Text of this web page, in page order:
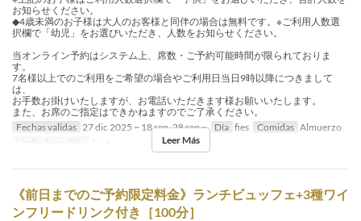
お知らせください。
◆4歳未満のお子様は大人のお客様と同伴の場合は無料です。※ご利用人数選
択欄で「幼児」をお選びいただき、人数をお知らせください。
当オンライン予約はシステム上、席数・ご予約可能時間が限られておりま
す。
7名様以上でのご利用をご希望の場合やご利用日当日9時以降につきまして
は、
お手数お掛けいたしますが、お電話いただきます様お願いいたします。
また、お席のご指定はできかねますのでご了承ください。
Fechas validas 27 dic 2025 ~ 18 sep, 28 sep ~ Día fies Comidas Almuerzo
Límite de pedido
1 ~ 6 Leer Más
《前日までのご予約限定料金》ランチビュッフェ+3種ワイ
ンフリードリンク付き［100分］